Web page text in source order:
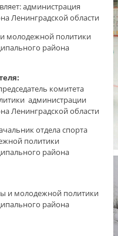
администрация
Ленинградской области
молодежной политики
района
комитета
администрации
Ленинградской области
отдела спорта
политики
района
и молодежной политики
района